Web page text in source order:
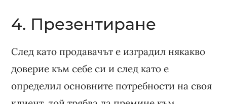
4. Презентиране
След като продавачът е изградил някакво
доверие към себе си и след като е
определил основните потребности на своя